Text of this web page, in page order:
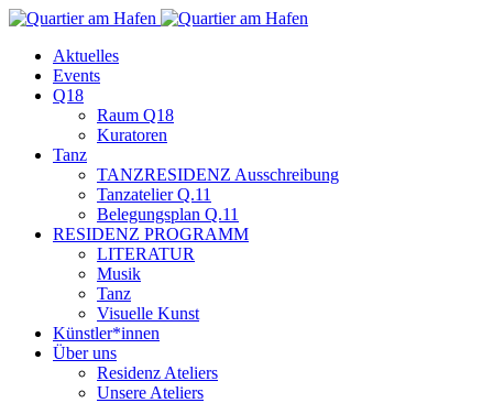
Aktuelles
Events
Q18
Raum Q18
Kuratoren
Tanz
TANZRESIDENZ Ausschreibung
Tanzatelier Q.11
Belegungsplan Q.11
RESIDENZ PROGRAMM
LITERATUR
Musik
Tanz
Visuelle Kunst
Künstler*innen
Über uns
Residenz Ateliers
Unsere Ateliers